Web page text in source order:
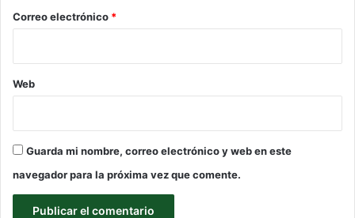
*
Correo electrónico *
Web
Guarda mi nombre, correo electrónico y web en este
navegador para la próxima vez que comente.